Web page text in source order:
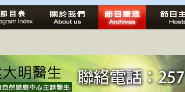
法治社會並不等同公正社會